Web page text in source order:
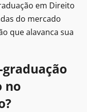
em Direito
do mercado
que alavanca sua
no